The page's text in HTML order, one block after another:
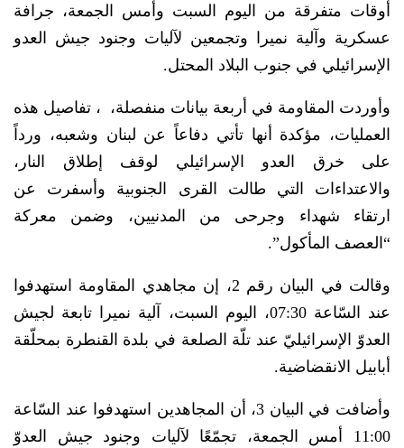
أوقات متفرقة من اليوم السبت وأمس الجمعة، جرافة
عسكرية وآلية نميرا وتجمعين لآليات وجنود جيش العدو
الإسرائيلي في جنوب البلاد المحتل.
وأوردت المقاومة في أربعة بيانات منفصلة، ، تفاصيل هذه
العمليات، مؤكدة أنها تأتي دفاعاً عن لبنان وشعبه، ورداً
على خرق العدو الإسرائيلي لوقف إطلاق النار،
والاعتداءات التي طالت القرى الجنوبية وأسفرت عن
ارتقاء شهداء وجرحى من المدنيين، وضمن معركة
“العصف المأكول”.
وقالت في البيان رقم 2، إن مجاهدي المقاومة استهدفوا
عند السّاعة 07:30، اليوم السبت،‏ آلية نميرا تابعة لجيش
العدوّ الإسرائيليّ عند تلّة الصلعة في بلدة القنطرة بمحلّقة
أبابيل الانقضاضية.
وأضافت في البيان 3، أن المجاهدين استهدفوا عند السّاعة
11:00 أمس الجمعة،‏ تجمّعًا لآليات وجنود جيش العدوّ